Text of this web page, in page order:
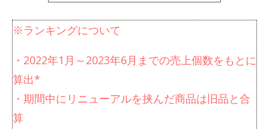
※ランキングについて
・2022年1月～2023年6月までの売上個数をもとに
算出*
・期間中にリニューアルを挟んだ商品は旧品と合
算